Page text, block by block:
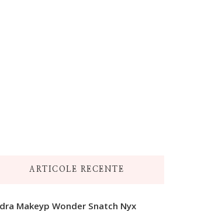
ARTICOLE RECENTE
Makeyp Wonder Snatch Nyx